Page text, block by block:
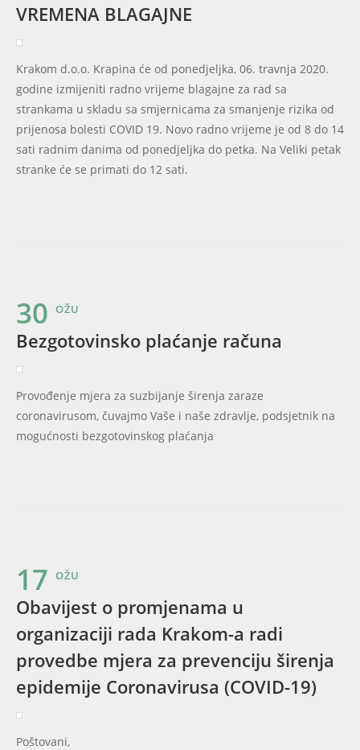
VREMENA BLAGAJNE
Krakom d.o.o. Krapina će od ponedjeljka, 06. travnja 2020.
godine izmijeniti radno vrijeme blagajne za rad sa
strankama u skladu sa smjernicama za smanjenje rizika od
prijenosa bolesti COVID 19. Novo radno vrijeme je od 8 do 14
sati radnim danima od ponedjeljka do petka. Na Veliki petak
stranke će se primati do 12 sati.
30 OŽU
Bezgotovinsko plaćanje računa
Provođenje mjera za suzbijanje širenja zaraze
coronavirusom, čuvajmo Vaše i naše zdravlje, podsjetnik na
mogućnosti bezgotovinskog plaćanja
17 OŽU
Obavijest o promjenama u
organizaciji rada Krakom-a radi
provedbe mjera za prevenciju širenja
epidemije Coronavirusa (COVID-19)
Poštovani,